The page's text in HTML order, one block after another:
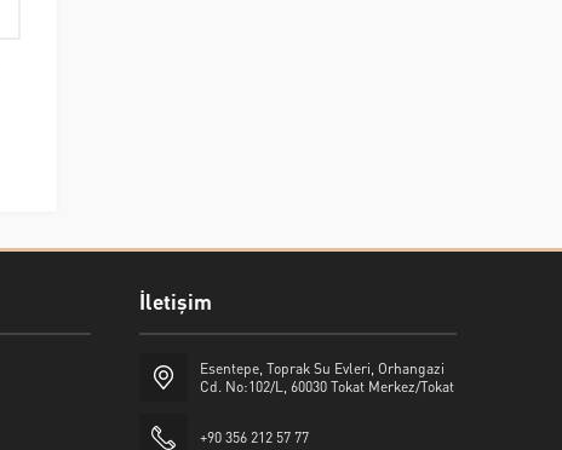
İletişim
Esentepe, Toprak Su Evleri, Orhangazi
Cd. No:102/L, 60030 Tokat Merkez/Tokat
+90 356 212 57 77